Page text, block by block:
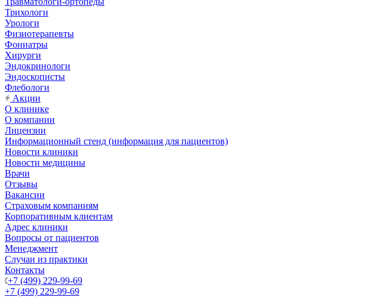
Трихологи
Урологи
Физиотерапевты
Фониатры
Хирурги
Эндокринологи
Эндоскописты
Флебологи
Акции
О клинике
О компании
Лицензии
Информационный стенд (информация для пациентов)
Новости клиники
Новости медицины
Врачи
Отзывы
Вакансии
Страховым компаниям
Корпоративным клиентам
Адрес клиники
Вопросы от пациентов
Менеджмент
Случаи из практики
Контакты
+7 (499) 229-99-69
+7 (499) 229-99-69